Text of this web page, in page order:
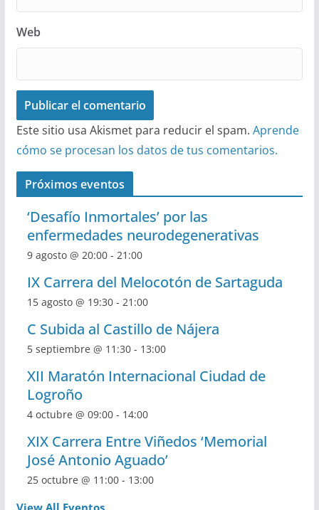
Web
Este sitio usa Akismet para reducir el spam. Aprende
cómo se procesan los datos de tus comentarios.
Próximos eventos
‘Desafío Inmortales’ por las
enfermedades neurodegenerativas
9 agosto @ 20:00- 21:00
IX Carrera del Melocotón de Sartaguda
15 agosto @ 19:30- 21:00
C Subida al Castillo de Nájera
5 septiembre @ 11:30- 13:00
XII Maratón Internacional Ciudad de
Logroño
4 octubre @ 09:00- 14:00
XIX Carrera Entre Viñedos ‘Memorial
José Antonio Aguado’
25 octubre @ 11:00- 13:00
View All Eventos